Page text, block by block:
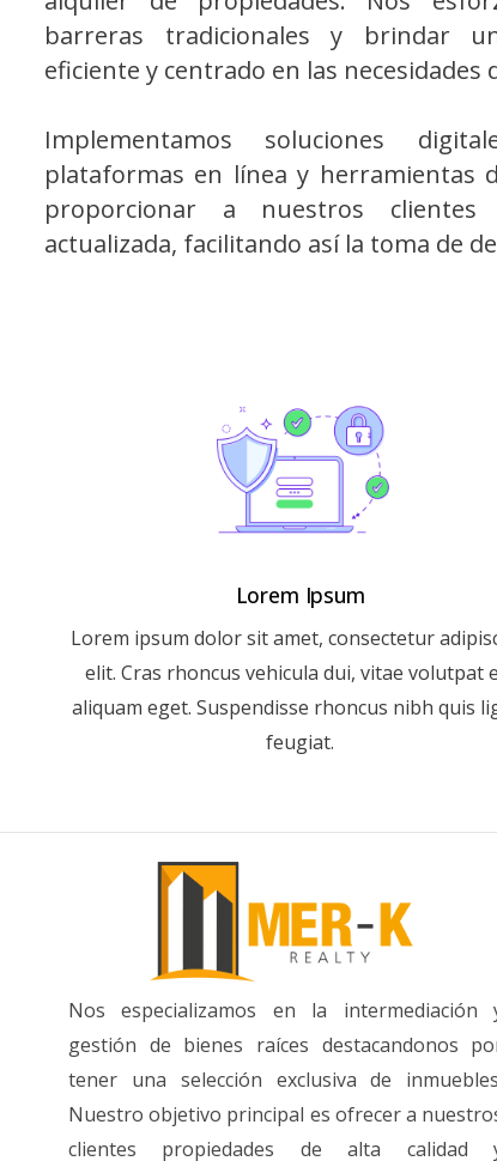
barreras tradicionales y brindar
eficiente y centrado en las necesidades
Implementamos soluciones
plataformas en línea y herramientas
proporcionar a nuestros
actualizada, facilitando así la toma de
Lorem Ipsum
Lorem ipsum dolor sit amet, consectetur
elit. Cras rhoncus vehicula dui, vitae volutpat
aliquam eget. Suspendisse rhoncus nibh quis
feugiat.
Nos especializamos en la intermediación
gestión de bienes raíces destacandonos
tener una selección exclusiva de
Nuestro objetivo principal es ofrecer a
clientes propiedades de alta calidad